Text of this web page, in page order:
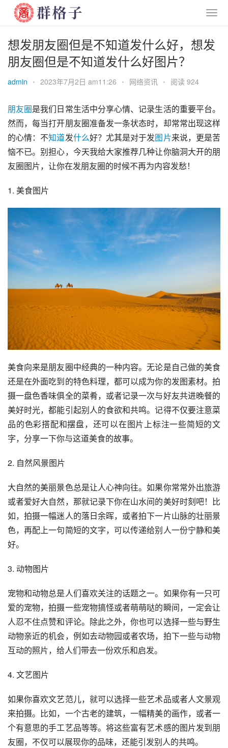
想发朋友圈但是不知道发什么好，想发
朋友圈但是不知道发什么好图片？
admin • 2023年7月2日 am11:26 • 网络资讯 • 阅读 924
朋友圈是我们日常生活中分享心情、记录生活的重要平台。
然而，每当打开朋友圈准备发一条状态时，却常常出现这样
的心情：不知道发什么好？尤其是对于发图片来说，更是苦
恼不已。别担心，今天我给大家推荐几种让你脑洞大开的朋
友圈图片，让你在发朋友圈的时候不再为内容发愁！
1. 美食图片
美食向来是朋友圈中经典的一种内容。无论是自己做的美食
还是在外面吃到的特色料理，都可以成为你的发图素材。拍
摄一盘色香味俱全的菜肴，或者记录一次与好友共进晚餐的
美好时光，都能引起别人的食欲和共鸣。记得不仅要注意菜
品的色彩搭配和摆盘，还可以在图片上标注一些简短的文
字，分享一下你与这道美食的故事。
2. 自然风景图片
大自然的美丽景色总是让人心神向往。如果你常常外出旅游
或者爱好大自然，那就记录下你在山水间的美好时刻吧！比
如，拍摄一幅迷人的落日余晖，或者拍下一片山脉的壮丽景
色，再配上一句简短的文字，可以传递给别人一份宁静和美
好。
3. 动物图片
宠物和动物总是人们喜欢关注的话题之一。如果你有一只可
爱的宠物，拍摄一些宠物搞怪或者萌萌哒的瞬间，一定会让
人忍不住点赞和评论。除此之外，你也可以选择一些与野生
动物亲近的机会，例如去动物园或者农场，拍下一些与动物
互动的照片，给人们带去一份欢乐和启发。
4. 文艺图片
如果你喜欢文艺范儿，就可以选择一些艺术品或者人文景观
来拍摄。比如，一个古老的建筑，一幅精美的画作，或者一
个有意思的手工艺品等等。将这些富有艺术感的图片发到朋
友圈，不仅可以展现你的品味，还能引发别人的共鸣。